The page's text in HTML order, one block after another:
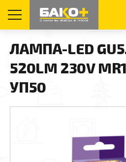
ЛАМПА-LED
520LM 230V
УП50